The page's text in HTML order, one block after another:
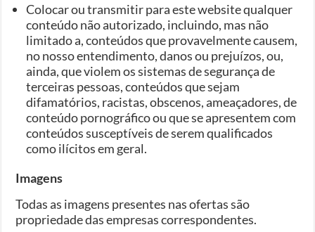
Colocar ou transmitir para este website qualquer
conteúdo não autorizado, incluindo, mas não
limitado a, conteúdos que provavelmente causem,
no nosso entendimento, danos ou prejuízos, ou,
ainda, que violem os sistemas de segurança de
terceiras pessoas, conteúdos que sejam
difamatórios, racistas, obscenos, ameaçadores, de
conteúdo pornográfico ou que se apresentem com
conteúdos susceptíveis de serem qualificados
como ilícitos em geral.
Imagens
Todas as imagens presentes nas ofertas são
propriedade das empresas correspondentes.